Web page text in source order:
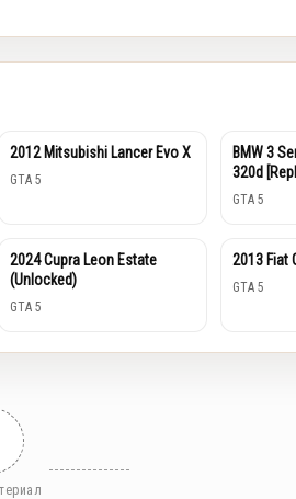
2012 Mitsubishi Lancer Evo X
GTA 5
BMW 3
320d
GTA 5
2024 Cupra Leon Estate
(Unlocked)
GTA 5
2013 Fiat
GTA 5